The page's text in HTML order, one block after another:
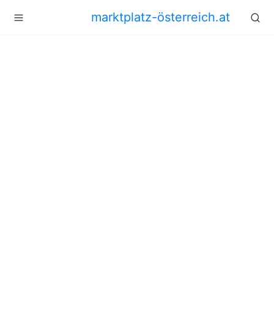
marktplatz-österreich.at